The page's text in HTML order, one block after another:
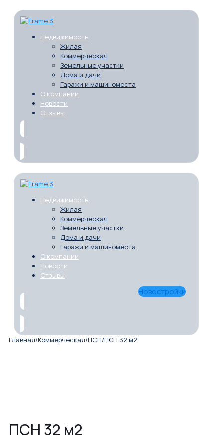
Недвижимость
Жилая
Коммерческая
Земельные участки
Дома и дачи
Гаражи и машиноместа
О компании
Новости
Отзывы
Недвижимость
Жилая
Коммерческая
Земельные участки
Дома и дачи
Гаражи и машиноместа
О компании
Новости
Отзывы
Новостройки
Главная/Коммерческая/ПСН/ПСН 32 м2
ПСН 32 м2